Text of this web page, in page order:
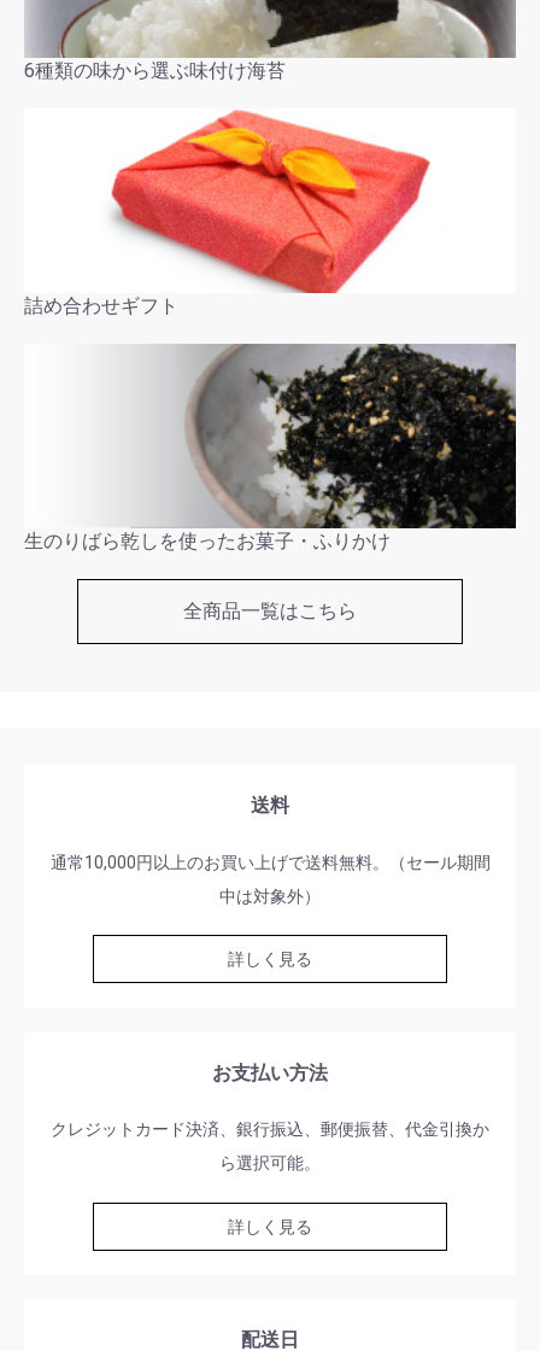
6種類の味から選ぶ味付け海苔
詰め合わせギフト
生のりばら乾しを使ったお菓子・ふりかけ
全商品一覧はこちら
送料
通常10,000円以上のお買い上げで送料無料。（セール期間
中は対象外）
詳しく見る
お支払い方法
クレジットカード決済、銀行振込、郵便振替、代金引換か
ら選択可能。
詳しく見る
配送日